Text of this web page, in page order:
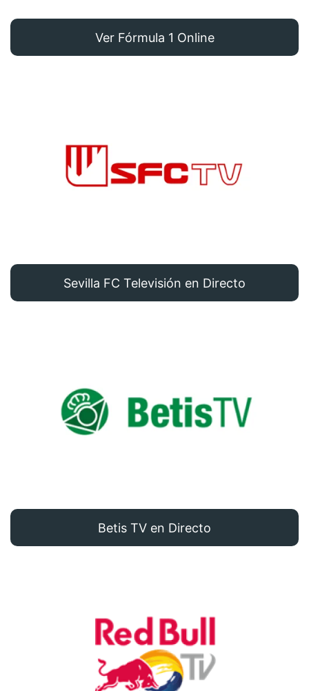
Ver Fórmula 1 Online
Sevilla FC Televisión en Directo
Betis TV en Directo